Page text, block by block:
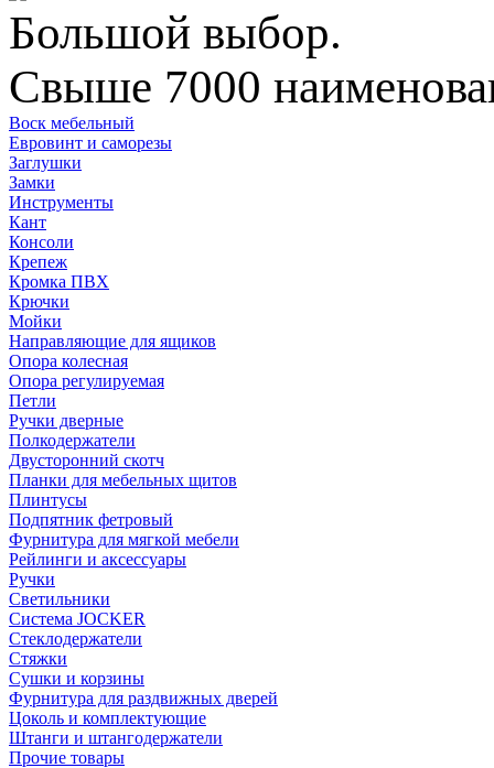
Большой выбор.
Свыше 7000
Воск мебельный
Евровинт и саморезы
Заглушки
Замки
Инструменты
Кант
Консоли
Крепеж
Кромка ПВХ
Крючки
Мойки
Направляющие для ящиков
Опора колесная
Опора регулируемая
Петли
Ручки дверные
Полкодержатели
Двусторонний скотч
Планки для мебельных щитов
Плинтусы
Подпятник фетровый
Фурнитура для мягкой мебели
Рейлинги и аксессуары
Ручки
Светильники
Система JOCKER
Стеклодержатели
Стяжки
Сушки и корзины
Фурнитура для раздвижных дверей
Цоколь и комплектующие
Штанги и штангодержатели
Прочие товары